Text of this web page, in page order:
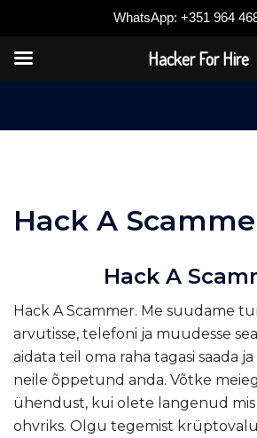
WhatsApp: +351 964
Hack A
Hack A
Hack A Scammer. Me suudame
arvutisse, telefoni ja muudesse
aidata teil oma raha tagasi saada
neile õppetund anda. Võtke
ühendust, kui olete langenud
ohvriks. Olgu tegemist
Hacker For Hire